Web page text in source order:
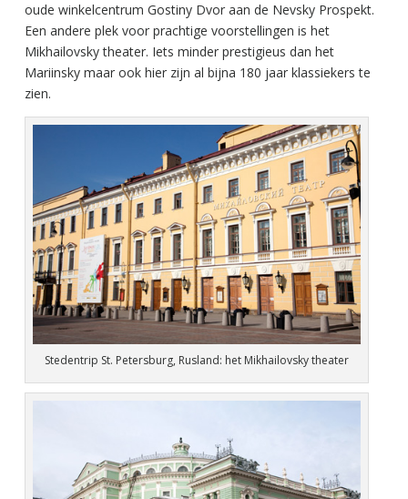
oude winkelcentrum Gostiny Dvor aan de Nevsky Prospekt.
Een andere plek voor prachtige voorstellingen is het
Mikhailovsky theater. Iets minder prestigieus dan het
Mariinsky maar ook hier zijn al bijna 180 jaar klassiekers te
zien.
Stedentrip St. Petersburg, Rusland: het Mikhailovsky theater